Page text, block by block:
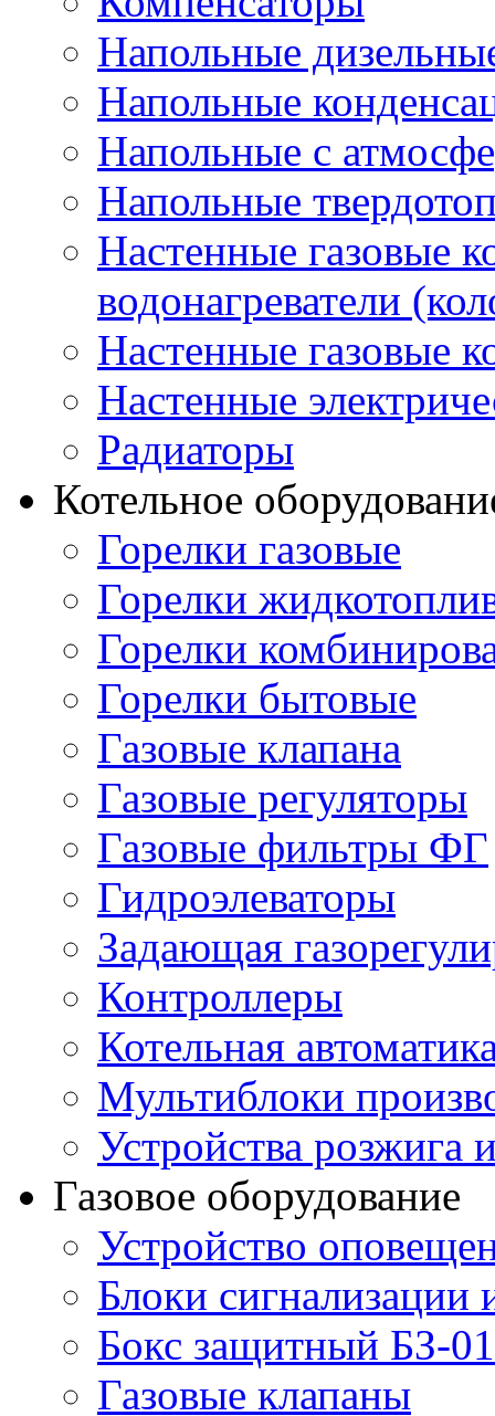
Напольные
Напольные
Напольные с
Напольные
Настенные газовые
водонагреватели
Настенные газовые
Настенные
Радиаторы
Котельное
Горелки газовые
Горелки
Горелки
Горелки бытовые
Газовые клапана
Газовые регуляторы
Газовые фильтры ФГ
Гидроэлеваторы
Задающая
Контроллеры
Котельная
Мультиблоки
Устройства розжига
Газовое оборудование
Устройство
Блоки сигнализации
Бокс защитный БЗ-01
Газовые клапаны